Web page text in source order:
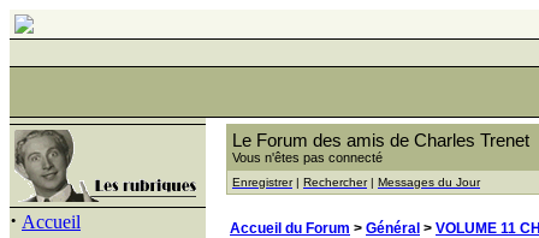
· Accueil
Le Forum des amis de Charles Trenet
Vous n'êtes pas connecté
Enregistrer| Rechercher| Messages du Jour
Accueil du Forum > Général > VOLUME 11